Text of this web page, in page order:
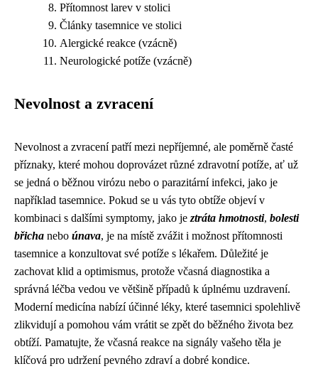
Přítomnost larev v stolici
Články tasemnice ve stolici
Alergické reakce (vzácně)
Neurologické potíže (vzácně)
Nevolnost a zvracení
Nevolnost a zvracení patří mezi nepříjemné, ale poměrně časté
příznaky, které mohou doprovázet různé zdravotní potíže, ať už
se jedná o běžnou virózu nebo o parazitární infekci, jako je
například tasemnice. Pokud se u vás tyto obtíže objeví v
kombinaci s dalšími symptomy, jako je ztráta hmotnosti, bolesti
břicha nebo únava, je na místě zvážit i možnost přítomnosti
tasemnice a konzultovat své potíže s lékařem. Důležité je
zachovat klid a optimismus, protože včasná diagnostika a
správná léčba vedou ve většině případů k úplnému uzdravení.
Moderní medicína nabízí účinné léky, které tasemnici spolehlivě
zlikvidují a pomohou vám vrátit se zpět do běžného života bez
obtíží. Pamatujte, že včasná reakce na signály vašeho těla je
klíčová pro udržení pevného zdraví a dobré kondice.